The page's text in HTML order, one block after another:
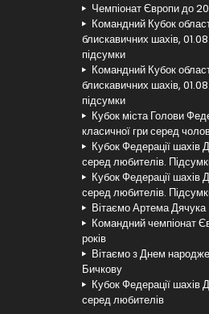
Чемпіонат Європи до 20
Командний Кубок
блискавичних шахів,
підсумки
Командний Кубок
блискавичних шахів,
підсумки
Кубок міста Голови
класичної гри серед
Кубок Федерації шахів
серед любителів.
Кубок Федерації шахів
серед любителів.
Вітаємо Артема Дячука
Командний чемпіонат
років
Вітаємо з Днем
Бичкову
Кубок Федерації шахів
серед любителів